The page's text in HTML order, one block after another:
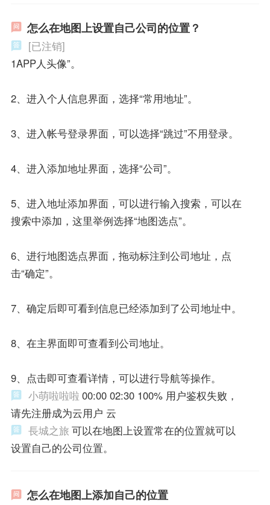
怎么在地图上设置自己公司的位置？
[已注销]
1APP人头像”。
2、进入个人信息界面，选择“常用地址”。
3、进入帐号登录界面，可以选择“跳过”不用登录。
4、进入添加地址界面，选择“公司”。
5、进入地址添加界面，可以进行输入搜索，可以在
搜索中添加，这里举例选择“地图选点”。
6、进行地图选点界面，拖动标注到公司地址，点
击“确定”。
7、确定后即可看到信息已经添加到了公司地址中。
8、在主界面即可查看到公司地址。
9、点击即可查看详情，可以进行导航等操作。
小萌啦啦啦 00:00 02:30 100% 用户鉴权失败，
请先注册成为云用户 云
長城之旅 可以在地图上设置常在的位置就可以
设置自己的公司位置。
怎么在地图上添加自己的位置